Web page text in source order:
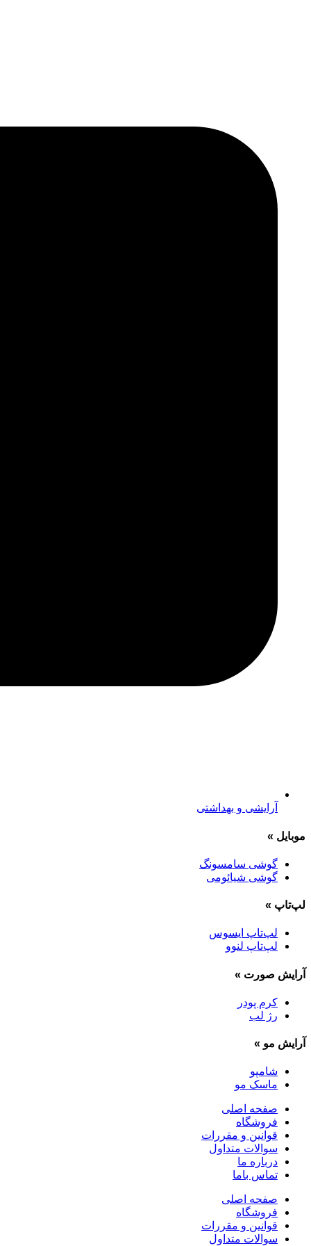
آرایشی و بهداشتی
موبایل »
گوشی سامسونگ
گوشی شیائومی
لپ‌تاپ »
لپ‌تاپ ایسوس
لپ‌تاپ لنوو
آرایش صورت »
کرم پودر
رژ لب
آرایش مو »
شامپو
ماسک مو
صفحه اصلی
فروشگاه
قوانین و مقررات
سوالات متداول
درباره ما
تماس باما
صفحه اصلی
فروشگاه
قوانین و مقررات
سوالات متداول